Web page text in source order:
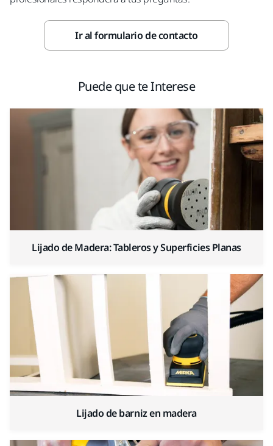
Ir al formulario de contacto
Puede que te Interese
Lijado de Madera: Tableros y Superficies Planas
Lijado de barniz en madera